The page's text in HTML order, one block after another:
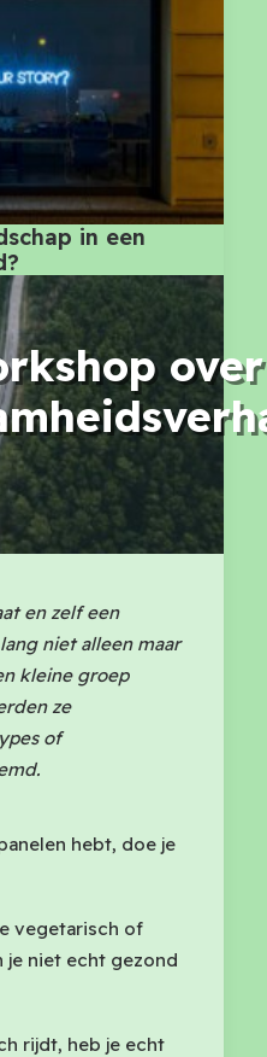
in een
over
en zelf een
niet alleen maar
kleine groep
ze
of
hebt, doe je
vegetarisch of
je niet echt gezond
rijdt, heb je echt